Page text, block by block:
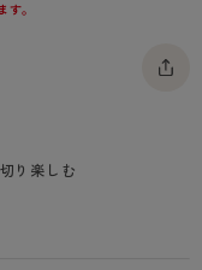
。
り楽しむ